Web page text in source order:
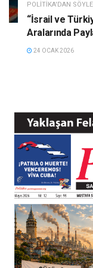
POLITIKA'DAN
“İsrail ve
Aralarında
24 OCAK 2026